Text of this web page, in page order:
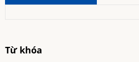
Từ khóa